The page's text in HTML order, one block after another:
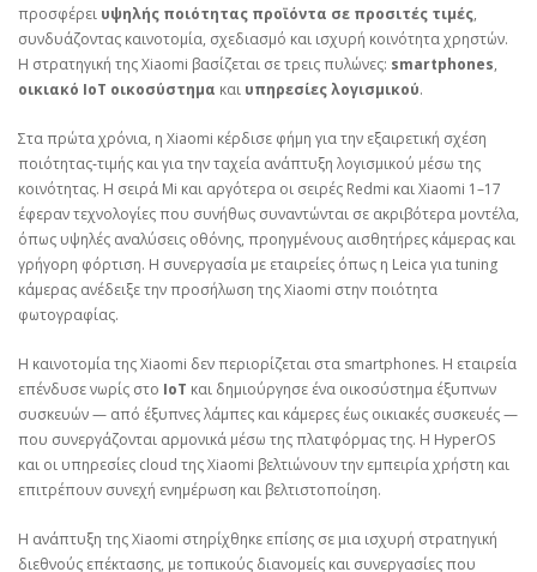
προσφέρει υψηλής ποιότητας προϊόντα σε προσιτές τιμές,
συνδυάζοντας καινοτομία, σχεδιασμό και ισχυρή κοινότητα χρηστών.
Η στρατηγική της Xiaomi βασίζεται σε τρεις πυλώνες: smartphones,
οικιακό IoT οικοσύστημα και υπηρεσίες λογισμικού.
Στα πρώτα χρόνια, η Xiaomi κέρδισε φήμη για την εξαιρετική σχέση
ποιότητας‑τιμής και για την ταχεία ανάπτυξη λογισμικού μέσω της
κοινότητας. Η σειρά Mi και αργότερα οι σειρές Redmi και Xiaomi 1–17
έφεραν τεχνολογίες που συνήθως συναντώνται σε ακριβότερα μοντέλα,
όπως υψηλές αναλύσεις οθόνης, προηγμένους αισθητήρες κάμερας και
γρήγορη φόρτιση. Η συνεργασία με εταιρείες όπως η Leica για tuning
κάμερας ανέδειξε την προσήλωση της Xiaomi στην ποιότητα
φωτογραφίας.
Η καινοτομία της Xiaomi δεν περιορίζεται στα smartphones. Η εταιρεία
επένδυσε νωρίς στο IoT και δημιούργησε ένα οικοσύστημα έξυπνων
συσκευών — από έξυπνες λάμπες και κάμερες έως οικιακές συσκευές —
που συνεργάζονται αρμονικά μέσω της πλατφόρμας της. Η HyperOS
και οι υπηρεσίες cloud της Xiaomi βελτιώνουν την εμπειρία χρήστη και
επιτρέπουν συνεχή ενημέρωση και βελτιστοποίηση.
Η ανάπτυξη της Xiaomi στηρίχθηκε επίσης σε μια ισχυρή στρατηγική
διεθνούς επέκτασης, με τοπικούς διανομείς και συνεργασίες που